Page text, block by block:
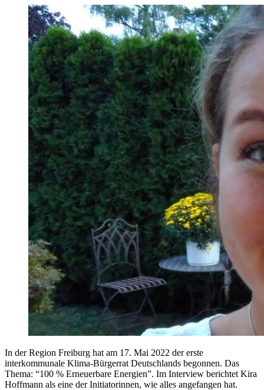
In der Region Freiburg hat am 17. Mai 2022 der erste
interkommunale Klima-Bürgerrat Deutschlands begonnen. Das
Thema: “100 % Erneuerbare Energien”. Im Interview berichtet Kira
Hoffmann als eine der Initiatorinnen, wie alles angefangen hat.